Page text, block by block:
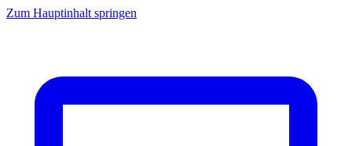
Zum Hauptinhalt springen